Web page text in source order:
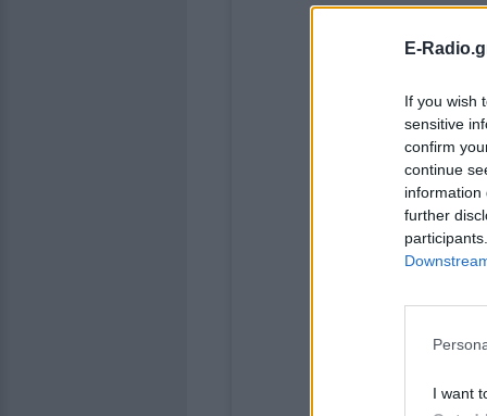
E-
If you wish
sensitive
confirm
continue
information
further
I want